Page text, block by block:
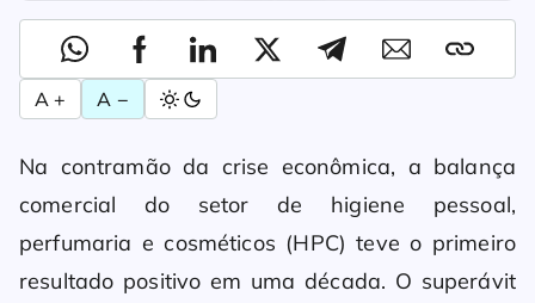
A + A −
Na contramão da crise econômica, a balança
comercial do setor de higiene pessoal,
perfumaria e cosméticos (HPC) teve o primeiro
resultado positivo em uma década. O superávit